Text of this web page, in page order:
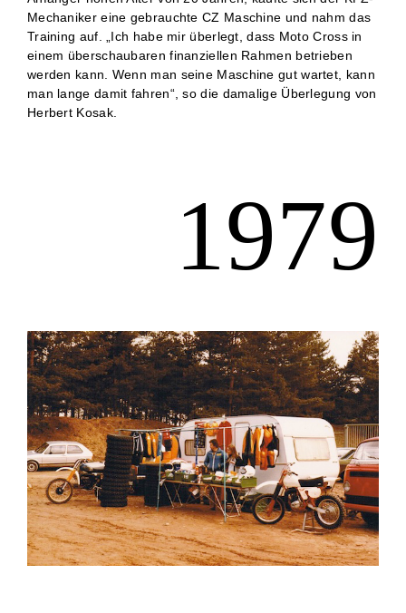
Mechaniker eine gebrauchte CZ Maschine und nahm das
Training auf. „Ich habe mir überlegt, dass Moto Cross in
einem überschaubaren finanziellen Rahmen betrieben
werden kann. Wenn man seine Maschine gut wartet, kann
man lange damit fahren“, so die damalige Überlegung von
Herbert Kosak.
1979